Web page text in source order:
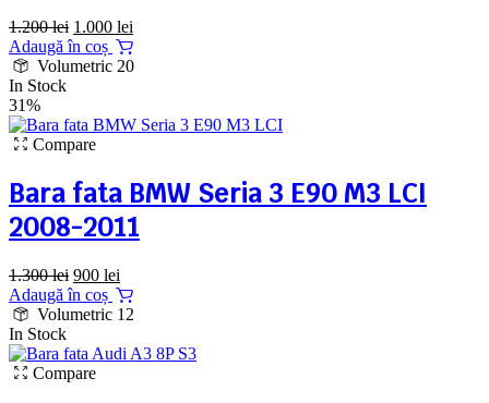
1.200lei Prețul
inițial
a
1.000 lei
curent
este:
Adaugă în coș
Volumetric 20
In Stock
31%
Compare
Bara fata BMW Seria 3 E90 M3 LCI
2008-2011
1.300lei Prețul
inițial
a
1.300 lei.
900 lei
curent
este:
Adaugă în coș
Volumetric 12
In Stock
Compare